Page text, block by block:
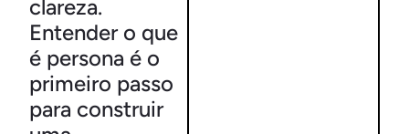
clareza.
Entender o que
é persona é o
primeiro passo
para construir